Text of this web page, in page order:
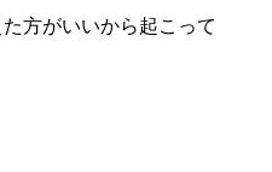
方がいいから起こって